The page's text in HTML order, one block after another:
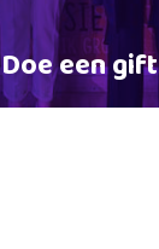
Doe een gift